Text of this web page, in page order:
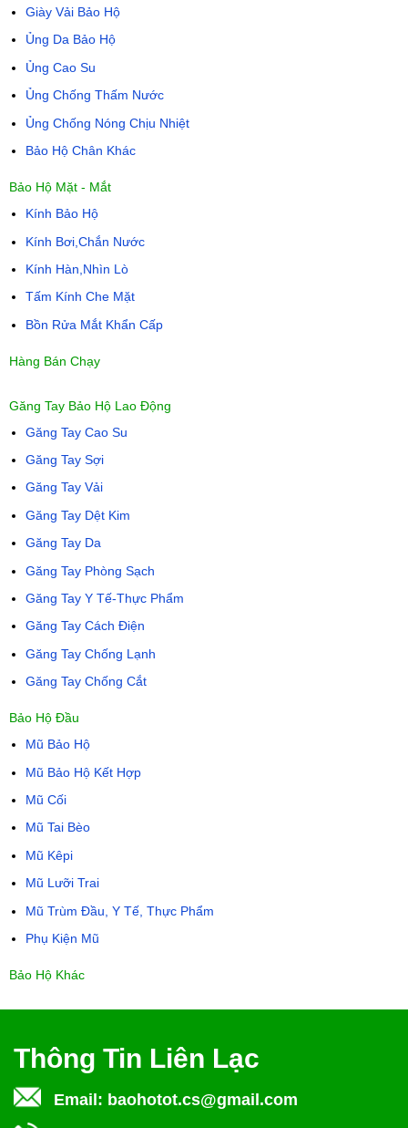
Giày Vải Bảo Hộ
Ủng Da Bảo Hộ
Ủng Cao Su
Ủng Chống Thấm Nước
Ủng Chống Nóng Chịu Nhiệt
Bảo Hộ Chân Khác
Bảo Hộ Mặt - Mắt
Kính Bảo Hộ
Kính Bơi,Chắn Nước
Kính Hàn,Nhìn Lò
Tấm Kính Che Mặt
Bồn Rửa Mắt Khẩn Cấp
Hàng Bán Chạy
Găng Tay Bảo Hộ Lao Động
Găng Tay Cao Su
Găng Tay Sợi
Găng Tay Vải
Găng Tay Dệt Kim
Găng Tay Da
Găng Tay Phòng Sạch
Găng Tay Y Tế-Thực Phẩm
Găng Tay Cách Điện
Găng Tay Chống Lạnh
Găng Tay Chống Cắt
Bảo Hộ Đầu
Mũ Bảo Hộ
Mũ Bảo Hộ Kết Hợp
Mũ Cối
Mũ Tai Bèo
Mũ Kêpi
Mũ Lưỡi Trai
Mũ Trùm Đầu, Y Tế, Thực Phẩm
Phụ Kiện Mũ
Bảo Hộ Khác
Thông Tin Liên Lạc
Email: baohotot.cs@gmail.com